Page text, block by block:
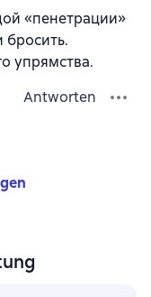
«пенетрации»
бросить.
упрямства.
Antworten